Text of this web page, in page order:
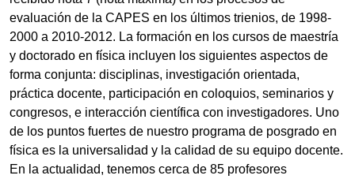
evaluación de la CAPES en los últimos trienios, de 1998-
2000 a 2010-2012. La formación en los cursos de maestría
y doctorado en física incluyen los siguientes aspectos de
forma conjunta: disciplinas, investigación orientada,
práctica docente, participación en coloquios, seminarios y
congresos, e interacción científica con investigadores. Uno
de los puntos fuertes de nuestro programa de posgrado en
física es la universalidad y la calidad de su equipo docente.
En la actualidad, tenemos cerca de 85 profesores